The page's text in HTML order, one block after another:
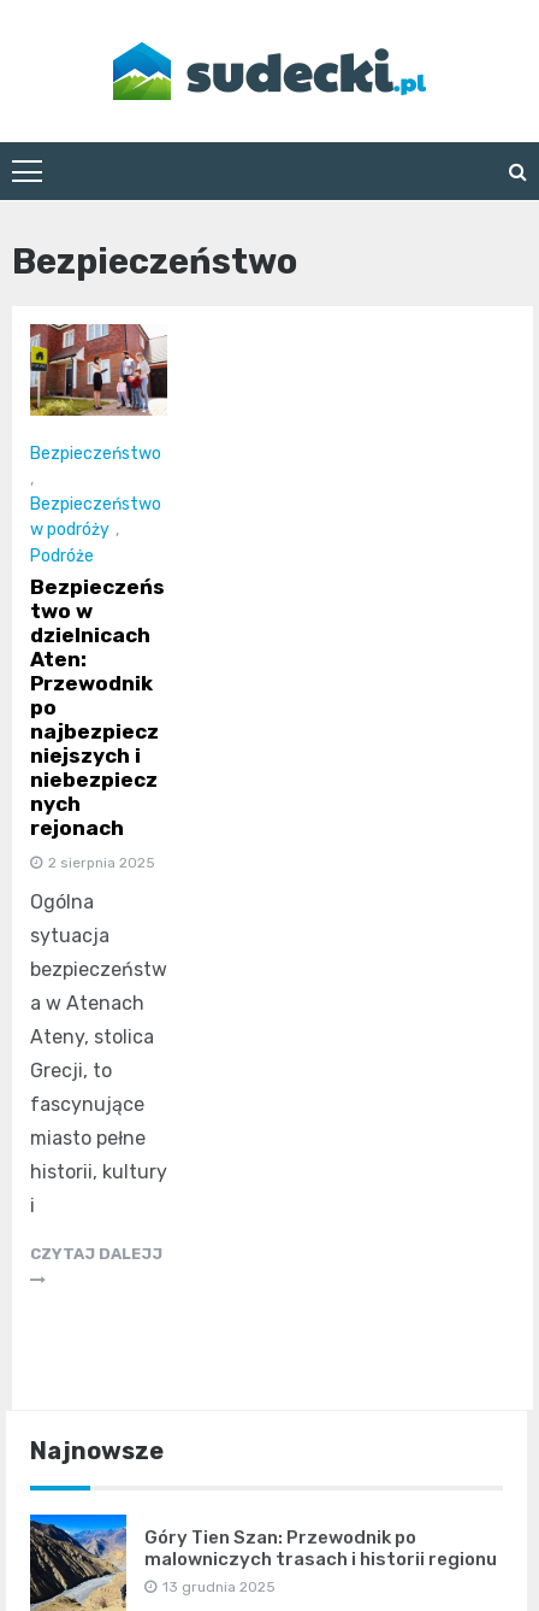
sudecki.pl
Bezpieczeństwo
Bezpieczeństwo
,
Bezpieczeństwo
w podróży ,
Podróże
Bezpieczeńs
two w
dzielnicach
Aten:
Przewodnik
po
najbezpiecz
niejszych i
niebezpiecz
nych
rejonach
2 sierpnia 2025
Ogólna
sytuacja
bezpieczeństw
a w Atenach
Ateny, stolica
Grecji, to
fascynujące
miasto pełne
historii, kultury
i
CZYTAJ DALEJJ
Najnowsze
Góry Tien Szan: Przewodnik po
malowniczych trasach i historii regionu
13 grudnia 2025